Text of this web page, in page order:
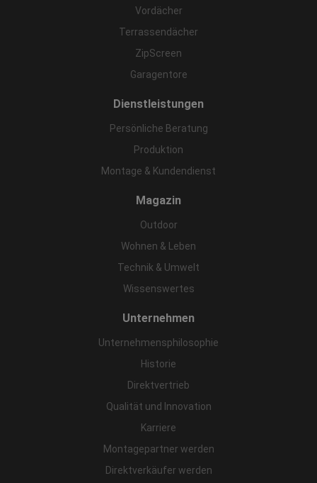
Vordächer
Terrassendächer
ZipScreen
Garagentore
Dienstleistungen
Persönliche Beratung
Produktion
Montage & Kundendienst
Magazin
Outdoor
Wohnen & Leben
Technik & Umwelt
Wissenswertes
Unternehmen
Unternehmensphilosophie
Historie
Direktvertrieb
Qualität und Innovation
Karriere
Montagepartner werden
Direktverkäufer werden